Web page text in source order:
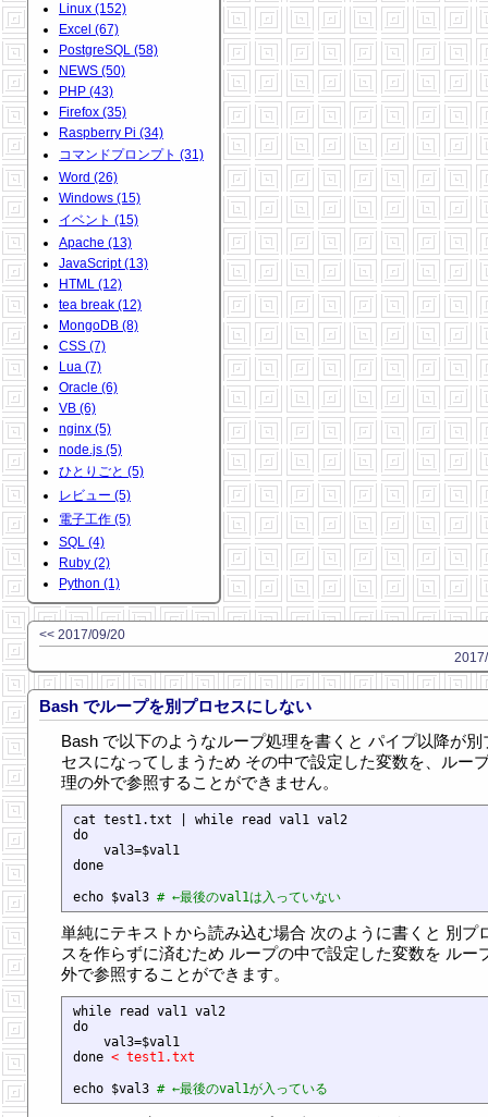
Linux (152)
Excel (67)
PostgreSQL (58)
NEWS (50)
PHP (43)
Firefox (35)
Raspberry Pi (34)
コマンドプロンプト (31)
Word (26)
Windows (15)
イベント (15)
Apache (13)
JavaScript (13)
HTML (12)
tea break (12)
MongoDB (8)
CSS (7)
Lua (7)
Oracle (6)
VB (6)
nginx (5)
node.js (5)
ひとりごと (5)
レビュー (5)
電子工作 (5)
SQL (4)
Ruby (2)
Python (1)
<< 2017/09/20
Bash でループを別プロセスにしない
Bash で以下のようなループ処理を書くと パイプ以降が別
セスになってしまうため その中で設定した変数を、ルー
理の外で参照することができません。
cat test1.txt | while read val1 val2
do
    val3=$val1
done
echo $val3 # ←最後のval1は入っていない
単純にテキストから読み込む場合 次のように書くと 別プ
スを作らずに済むため ループの中で設定した変数を ルー
外で参照することができます。
while read val1 val2
do
    val3=$val1
done < test1.txt
echo $val3 # ←最後のval1が入っている